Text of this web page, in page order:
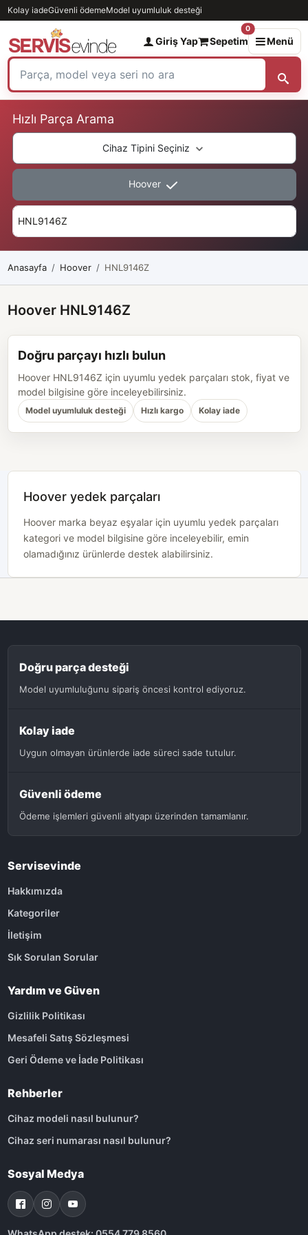
Kolay iadeGüvenli ödemeModel uyumluluk desteği
Giriş Yap Sepetim
0
Menü
Hızlı Parça Arama
Cihaz Tipini Seçiniz
Hoover
Anasayfa Hoover HNL9146Z
Hoover HNL9146Z
Doğru parçayı hızlı bulun
Hoover HNL9146Z için uyumlu yedek parçaları stok, fiyat ve
model bilgisine göre inceleyebilirsiniz.
Model uyumluluk desteği Hızlı kargo Kolay iade
Hoover yedek parçaları
Hoover marka beyaz eşyalar için uyumlu yedek parçaları
kategori ve model bilgisine göre inceleyebilir, emin
olamadığınız ürünlerde destek alabilirsiniz.
Doğru parça desteği
Model uyumluluğunu sipariş öncesi kontrol ediyoruz.
Kolay iade
Uygun olmayan ürünlerde iade süreci sade tutulur.
Güvenli ödeme
Ödeme işlemleri güvenli altyapı üzerinden tamamlanır.
Servisevinde
Hakkımızda
Kategoriler
İletişim
Sık Sorulan Sorular
Yardım ve Güven
Gizlilik Politikası
Mesafeli Satış Sözleşmesi
Geri Ödeme ve İade Politikası
Rehberler
Cihaz modeli nasıl bulunur?
Cihaz seri numarası nasıl bulunur?
Sosyal Medya